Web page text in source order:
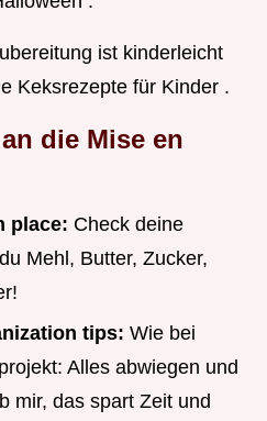
ist kinderleicht
Keksrezepte für Kinder .
die Mise en
place: Check deine
Mehl, Butter, Zucker,
tips: Wie bei
Alles abwiegen und
mir, das spart Zeit und